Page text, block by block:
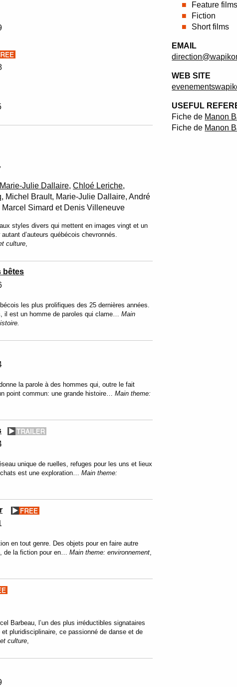
Marie-Julie Dallaire,Chloé Leriche,
Michel Brault, Marie-Julie Dallaire, André
Simard et Denis Villeneuve
styles divers qui mettent en images vingt et un
d’auteurs québécois chevronnés.
culture,
bêtes
les plus prolifiques des 25 dernières années.
il est un homme de paroles qui clame…Main
la parole à des hommes qui, outre le fait
point commun: une grande histoire…Main theme:
unique de ruelles, refuges pour les uns et lieux
chats est une exploration…Main theme:
en tout genre. Des objets pour en faire autre
de la fiction pour en…Main theme:environnement,
Barbeau, l’un des plus irréductibles signataires
pluridisciplinaire, ce passionné de danse et de
culture,
Feature films
Fiction
Short films
EMAIL
WEB SITE
USEFUL
Fiche de Manon
Fiche de Manon